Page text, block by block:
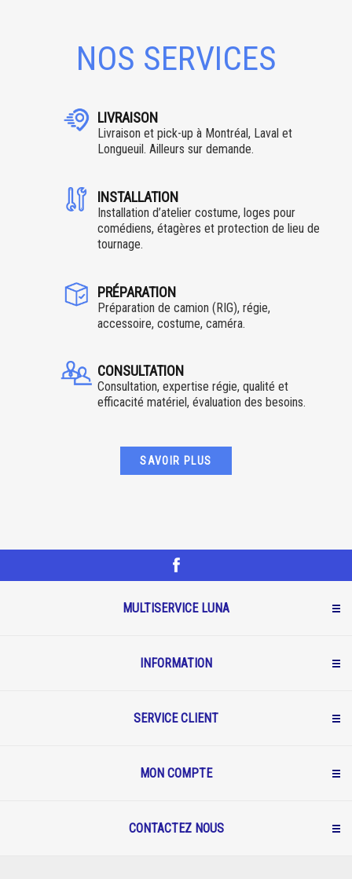
NOS SERVICES
LIVRAISON
Livraison et pick-up à Montréal, Laval et
Longueuil. Ailleurs sur demande.
INSTALLATION
Installation d’atelier costume, loges pour
comédiens, étagères et protection de lieu de
tournage.
PRÉPARATION
Préparation de camion (RIG), régie,
accessoire, costume, caméra.
CONSULTATION
Consultation, expertise régie, qualité et
efficacité matériel, évaluation des besoins.
SAVOIR PLUS
MULTISERVICE LUNA
INFORMATION
SERVICE CLIENT
MON COMPTE
CONTACTEZ NOUS